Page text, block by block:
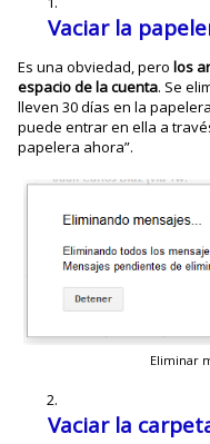
Vaciar la
Es una obviedad, perolos
espacio de la cuenta. Se
lleven 30 días en la
puede entrar en ella a
papelera ahora”.
Eliminar
Vaciar la